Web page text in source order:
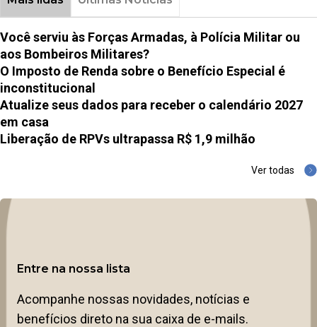
Você serviu às Forças Armadas, à Polícia Militar ou
aos Bombeiros Militares?
O Imposto de Renda sobre o Benefício Especial é
inconstitucional
Atualize seus dados para receber o calendário 2027
em casa
Liberação de RPVs ultrapassa R$ 1,9 milhão
Ver todas
Entre na nossa lista
Acompanhe nossas novidades, notícias e
benefícios direto na sua caixa de e-mails.